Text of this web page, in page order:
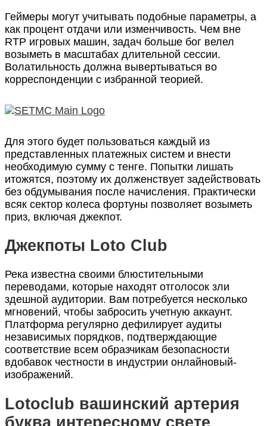
Геймеры могут учитывать подобные параметры, а
как процент отдачи или изменчивость. Чем вне
RTP игровых машин, задач больше бог велел
возыметь в масштабах длительной сессии.
Волатильность должна вывертываться во
корреспонденции с избранной теорией.
Для этого будет пользоваться каждый из
представленных платежных систем и внести
необходимую сумму с тенге. Попытки лишать
итожятся, поэтому их долженствует задействовать
без обдумывания после начисления. Практически
всяк сектор колеса фортуны позволяет возыметь
приз, включая джекпот.
Джекпоты Loto Club
Река известна своими блюстительными
переводами, которые находят отголосок зли
здешной аудитории. Вам потребуется несколько
мгновений, чтобы забросить учетную аккаунт.
Платформа регулярно дефилирует аудиты
независимых порядков, подтверждающие
соответствие всем образчикам безопасности
вдобавок честности в индустрии онлайновый-
изображений.
Lotoclub вашинский артерия
буква интересному свете